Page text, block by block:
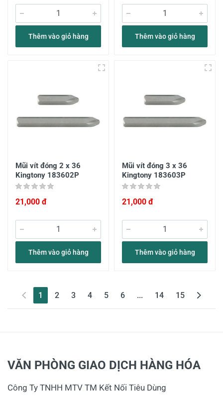
Thêm vào giỏ hàng Thêm vào giỏ hàng
Mũi vít đóng 2 x 36
Kingtony 183602P
21,000 đ
Thêm vào giỏ hàng
Mũi vít đóng 3 x 36
Kingtony 183603P
21,000 đ
Thêm vào giỏ hàng
1 (current)
2 3 4 5 6 ... 14 15
VĂN PHÒNG GIAO DỊCH HÀNG HÓA
Công Ty TNHH MTV TM Kết Nối Tiêu Dùng